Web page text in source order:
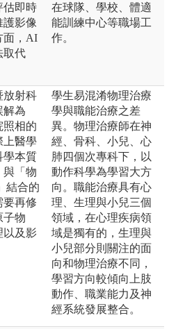
估即時
護影像
面，AI
取代
在球隊、學校、體適
能訓練中心等職場工
作。
放射科
解為
照相的
上醫學
學本質
與「物
結合的
要再修
子物
以及影
學生易混淆物理治療
學與職能治療之差
異。物理治療師在神
經、骨科、小兒、心
肺四個次專科下，以
動作科學為學習大方
向。職能治療具有心
理、生理與小兒三個
領域，在心理疾病領
域是獨有的，生理與
小兒部分則關注的面
向和物理治療不同，
學習方向較傾向上肢
動作、職業能力及神
經系統發展整合。